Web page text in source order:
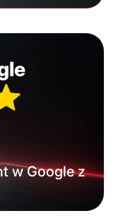
w Google z